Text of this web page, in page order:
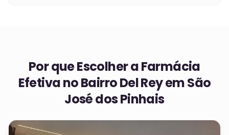
Por que Escolher a Farmácia
Efetiva noBairro Del Rey em São
José dos Pinhais